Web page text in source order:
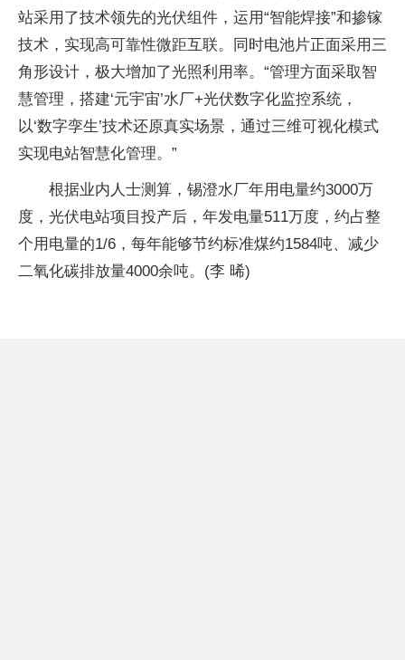
站采用了技术领先的光伏组件，运用“智能焊接”和掺镓
技术，实现高可靠性微距互联。同时电池片正面采用三
角形设计，极大增加了光照利用率。“管理方面采取智
慧管理，搭建‘元宇宙’水厂+光伏数字化监控系统，
以‘数字孪生’技术还原真实场景，通过三维可视化模式
实现电站智慧化管理。”
根据业内人士测算，锡澄水厂年用电量约3000万
度，光伏电站项目投产后，年发电量511万度，约占整
个用电量的1/6，每年能够节约标准煤约1584吨、减少
二氧化碳排放量4000余吨。(李 晞)